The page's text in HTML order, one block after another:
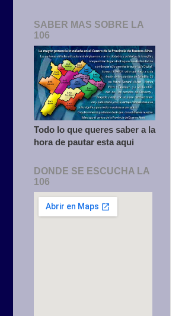
SABER MAS SOBRE LA
106
Todo lo que queres saber a la
hora de pautar esta aqui
DONDE SE ESCUCHA LA
106